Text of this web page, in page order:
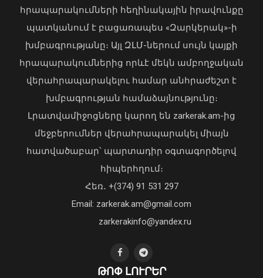
Սևանի մակարդակը 1900.77 մետր է՝
անցած տարվա ցուցանիշից 16 սմ-ով
բարձր
Երևանի Կենտրոնում փոշու
կոտրում են Telegram, WhatsApp․
մեդիափորձագետ (տեսանյութ)
04 Օգոստոս, 2026 23:34
հրապարակումների հեղինակային իրավունքը
պատկանում է բացառապես «Զարկերակ»-ի
խմբագրությանը։ Այլ ԶԼՄ-ներում սույն կայքի
հրապարակումներից որևէ մեկն ամբողջական
վերահրապարակելու համար անհրաժեշտ է
խմբագրության համաձայնությունը։
Լրատվամիջոցները կարող են zarkerak.am-ից
մեջբերումներ վերահրապարակել միայն
հատվածաբար՝ պարտադիր օգտագործելով
հիպերհղում։
Հեռ․ +(374) 91 531 297
Email: zarkerak.am@gmail.com
zarkerakinfo@yandex.ru
ԹՈՓ ԼՈՒՐԵՐ